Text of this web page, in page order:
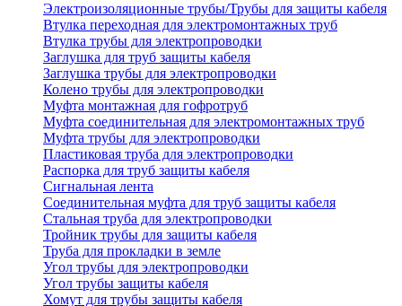
Электроизоляционные трубы/Трубы для защиты кабеля
Втулка переходная для электромонтажных труб
Втулка трубы для электропроводки
Заглушка для труб защиты кабеля
Заглушка трубы для электропроводки
Колено трубы для электропроводки
Муфта монтажная для гофротруб
Муфта соединительная для электромонтажных труб
Муфта трубы для электропроводки
Пластиковая труба для электропроводки
Распорка для труб защиты кабеля
Сигнальная лента
Соединительная муфта для труб защиты кабеля
Стальная труба для электропроводки
Тройник трубы для защиты кабеля
Труба для прокладки в земле
Угол трубы для электропроводки
Угол трубы защиты кабеля
Хомут для трубы защиты кабеля